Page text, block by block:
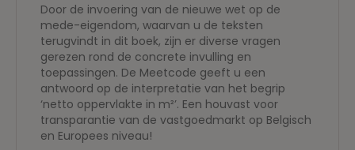
Door de invoering van de nieuwe wet op de
mede-eigendom, waarvan u de teksten
terugvindt in dit boek, zijn er diverse vragen
gerezen rond de concrete invulling en
toepassingen. De Meetcode geeft u een
antwoord op de interpretatie van het begrip
‘netto oppervlakte in m²’. Een houvast voor
transparantie van de vastgoedmarkt op Belgisch
en Europees niveau!